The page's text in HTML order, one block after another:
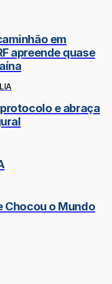
em
apreende quase
e abraça
Chocou o Mundo